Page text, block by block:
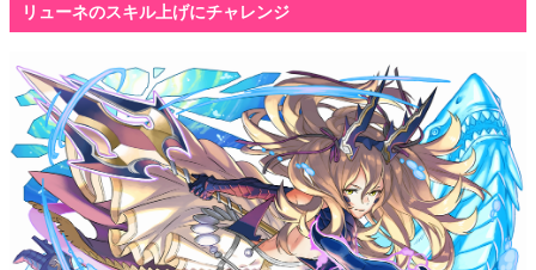
リューネのスキル上げにチャレンジ